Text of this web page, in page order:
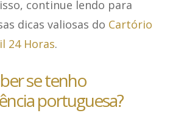
continue lendo para
dicas valiosas do Cartório
24 Horas.
se tenho
portuguesa?